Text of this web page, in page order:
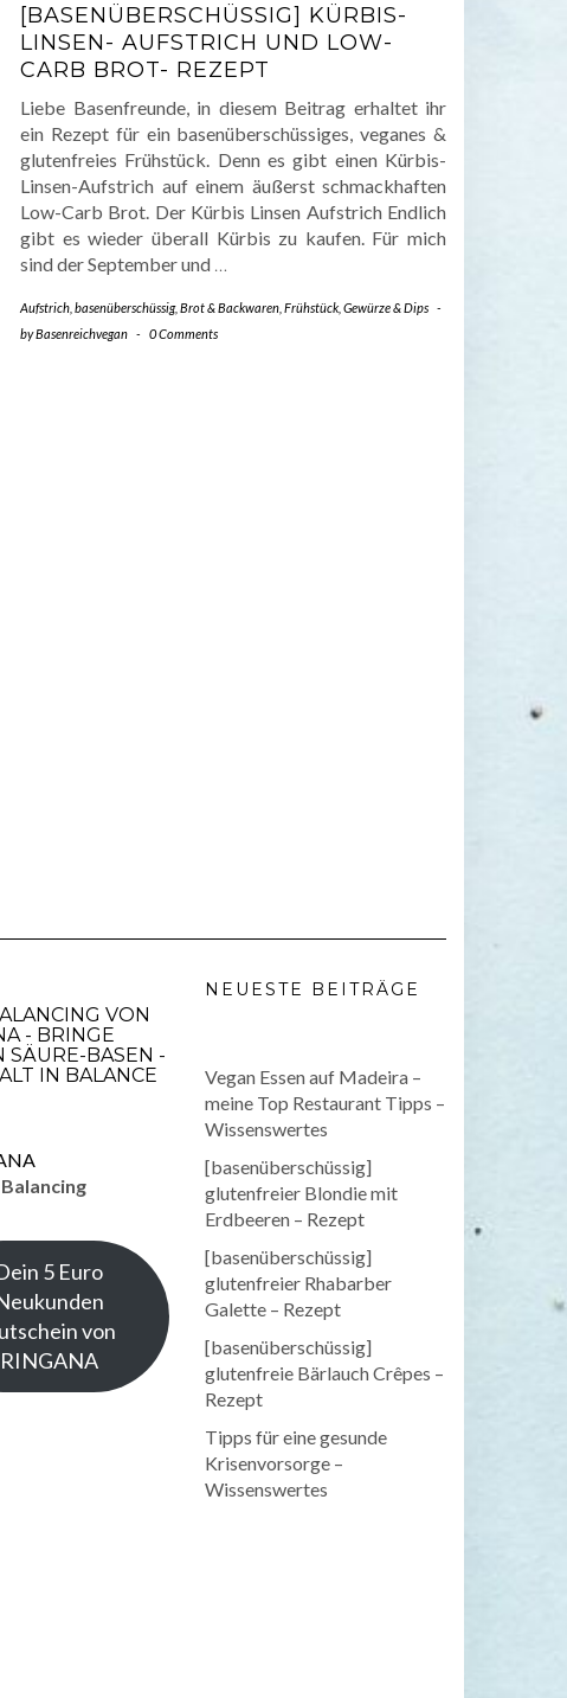
[BASENÜBERSCHÜSSIG] KÜRBIS-
LINSEN- AUFSTRICH UND LOW-
CARB BROT- REZEPT
Liebe Basenfreunde, in diesem Beitrag erhaltet ihr
ein Rezept für ein basenüberschüssiges, veganes &
glutenfreies Frühstück. Denn es gibt einen Kürbis-
Linsen-Aufstrich auf einem äußerst schmackhaften
Low-Carb Brot. Der Kürbis Linsen Aufstrich Endlich
gibt es wieder überall Kürbis zu kaufen. Für mich
sind der September und …
Aufstrich basenüberschüssig, Brot & Backwaren Frühstück Gewürze & Dips -
byBasenreichvegan - 0 Comments
VON
- BRINGE
SÄURE-BASEN -
IN BALANCE
5 Euro
von
RINGANA
NEUESTE BEITRÄGE
Vegan Essen auf Madeira –
meine Top Restaurant Tipps –
Wissenswertes
[basenüberschüssig]
glutenfreier Blondie mit
Erdbeeren – Rezept
[basenüberschüssig]
glutenfreier Rhabarber
Galette – Rezept
[basenüberschüssig]
glutenfreie Bärlauch Crêpes –
Rezept
Tipps für eine gesunde
Krisenvorsorge –
Wissenswertes